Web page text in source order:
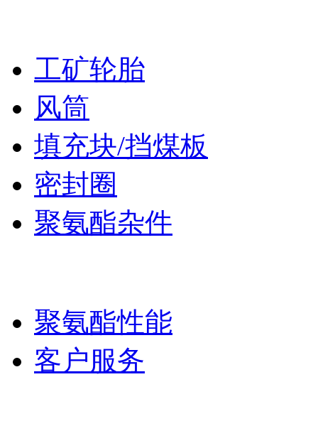
工矿轮胎
风筒
填充块/挡煤板
密封圈
聚氨酯杂件
聚氨酯性能
客户服务